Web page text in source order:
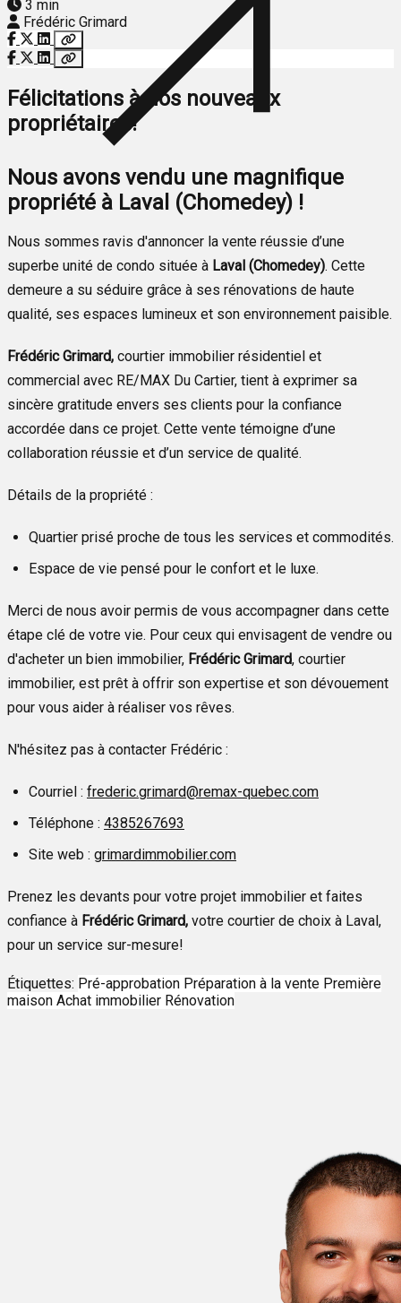
3 min
Frédéric Grimard
Félicitations à nos nouveaux
propriétaires!
Nous avons vendu une magnifique
propriété à Laval (Chomedey) !
Nous sommes ravis d'annoncer la vente réussie d’une
superbe unité de condo située à Laval (Chomedey). Cette
demeure a su séduire grâce à ses rénovations de haute
qualité, ses espaces lumineux et son environnement paisible.
Frédéric Grimard, courtier immobilier résidentiel et
commercial avec RE/MAX Du Cartier, tient à exprimer sa
sincère gratitude envers ses clients pour la confiance
accordée dans ce projet. Cette vente témoigne d’une
collaboration réussie et d’un service de qualité.
Détails de la propriété :
Quartier prisé proche de tous les services et commodités.
Espace de vie pensé pour le confort et le luxe.
Merci de nous avoir permis de vous accompagner dans cette
étape clé de votre vie. Pour ceux qui envisagent de vendre ou
d'acheter un bien immobilier, Frédéric Grimard, courtier
immobilier, est prêt à offrir son expertise et son dévouement
pour vous aider à réaliser vos rêves.
N'hésitez pas à contacter Frédéric :
Courriel : frederic.grimard@remax-quebec.com
Téléphone : 4385267693
Site web : grimardimmobilier.com
Prenez les devants pour votre projet immobilier et faites
confiance à Frédéric Grimard, votre courtier de choix à Laval,
pour un service sur-mesure!
Étiquettes: Pré-approbation Préparation à la vente Première
maison Achat immobilier Rénovation